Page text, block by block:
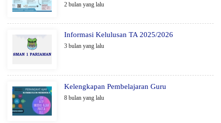
2 bulan yang lalu
Informasi Kelulusan TA 2025/2026
3 bulan yang lalu
Kelengkapan Pembelajaran Guru
8 bulan yang lalu